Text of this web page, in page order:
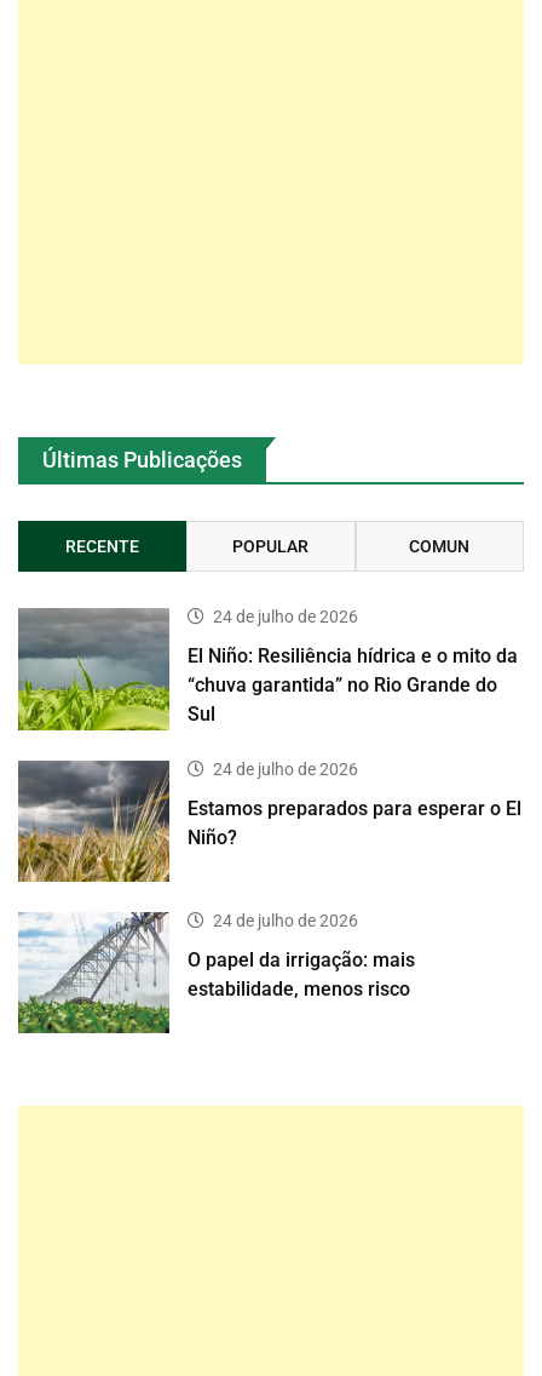
Últimas Publicações
RECENTE POPULAR COMUN
24 de julho de 2026
El Niño: Resiliência hídrica e o mito da
“chuva garantida” no Rio Grande do
Sul
24 de julho de 2026
Estamos preparados para esperar o El
Niño?
24 de julho de 2026
O papel da irrigação: mais
estabilidade, menos risco